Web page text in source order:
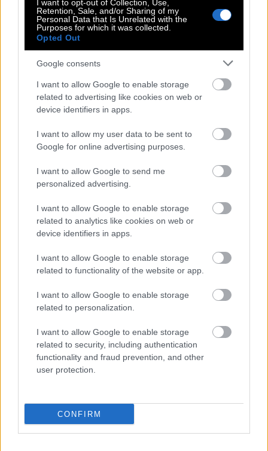
I want to opt-out of Collection, Use,
Retention, Sale, and/or Sharing of my
Personal Data that Is Unrelated with the
Purposes for which it was collected.
Opted Out
Google consents
I want to allow Google to enable storage
related to advertising like cookies on web or
device identifiers in apps.
I want to allow my user data to be sent to
Google for online advertising purposes.
I want to allow Google to send me
personalized advertising.
I want to allow Google to enable storage
related to analytics like cookies on web or
device identifiers in apps.
I want to allow Google to enable storage
related to functionality of the website or app.
I want to allow Google to enable storage
related to personalization.
I want to allow Google to enable storage
related to security, including authentication
functionality and fraud prevention, and other
user protection.
CONFIRM
επικράτησε τελικά του Μεξικού με σκορ 3-2,
εξασφαλίζοντας την πρόκρισή της στα
βρείτε στο Ιaxia.gr
ΑΝΤΟΝΙ ΧΟΠΚΙΝΣ ΜΟΥΝΤΙΑΛ
Σχετικά άρθρα
Η επίτιμη Ελληνίδα Κέιτ Χάντσον
τραγουδά για την φέτα σε ταβέρνα
της Σκιάθου
Νίκος Οικονομόπουλος: Τι πραγματικά
συνέβη στη συναυλία του
Οι 10+1 ακριβότεροι Έλληνες
ποδοσφαιριστές: Οι Ευρωπαίοι
«αγοράζουν Ελλάδα»!